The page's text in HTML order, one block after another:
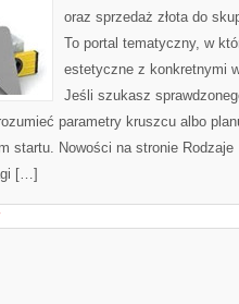
oraz sprzedaż złota do
To portal tematyczny, w
estetyczne z konkretnymi
Jeśli szukasz
parametry kruszcu albo
startu. Nowości na stronie Rodzaje
[…]